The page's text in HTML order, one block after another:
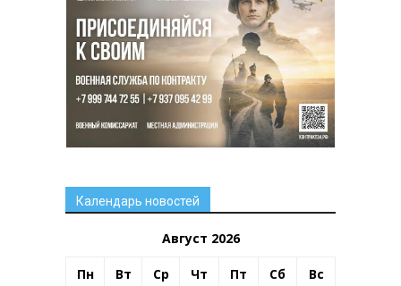
Календарь новостей
Август 2026
Пн Вт Ср Чт Пт Сб Вс